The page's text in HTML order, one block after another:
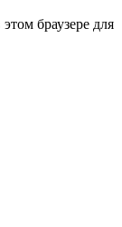
браузере для